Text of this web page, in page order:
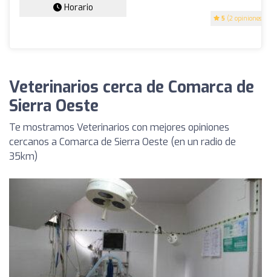
5 (2 opiniones)
Horario
Veterinarios cerca de Comarca de
Sierra Oeste
Te mostramos Veterinarios con mejores opiniones
cercanos a Comarca de Sierra Oeste (en un radio de
35km)